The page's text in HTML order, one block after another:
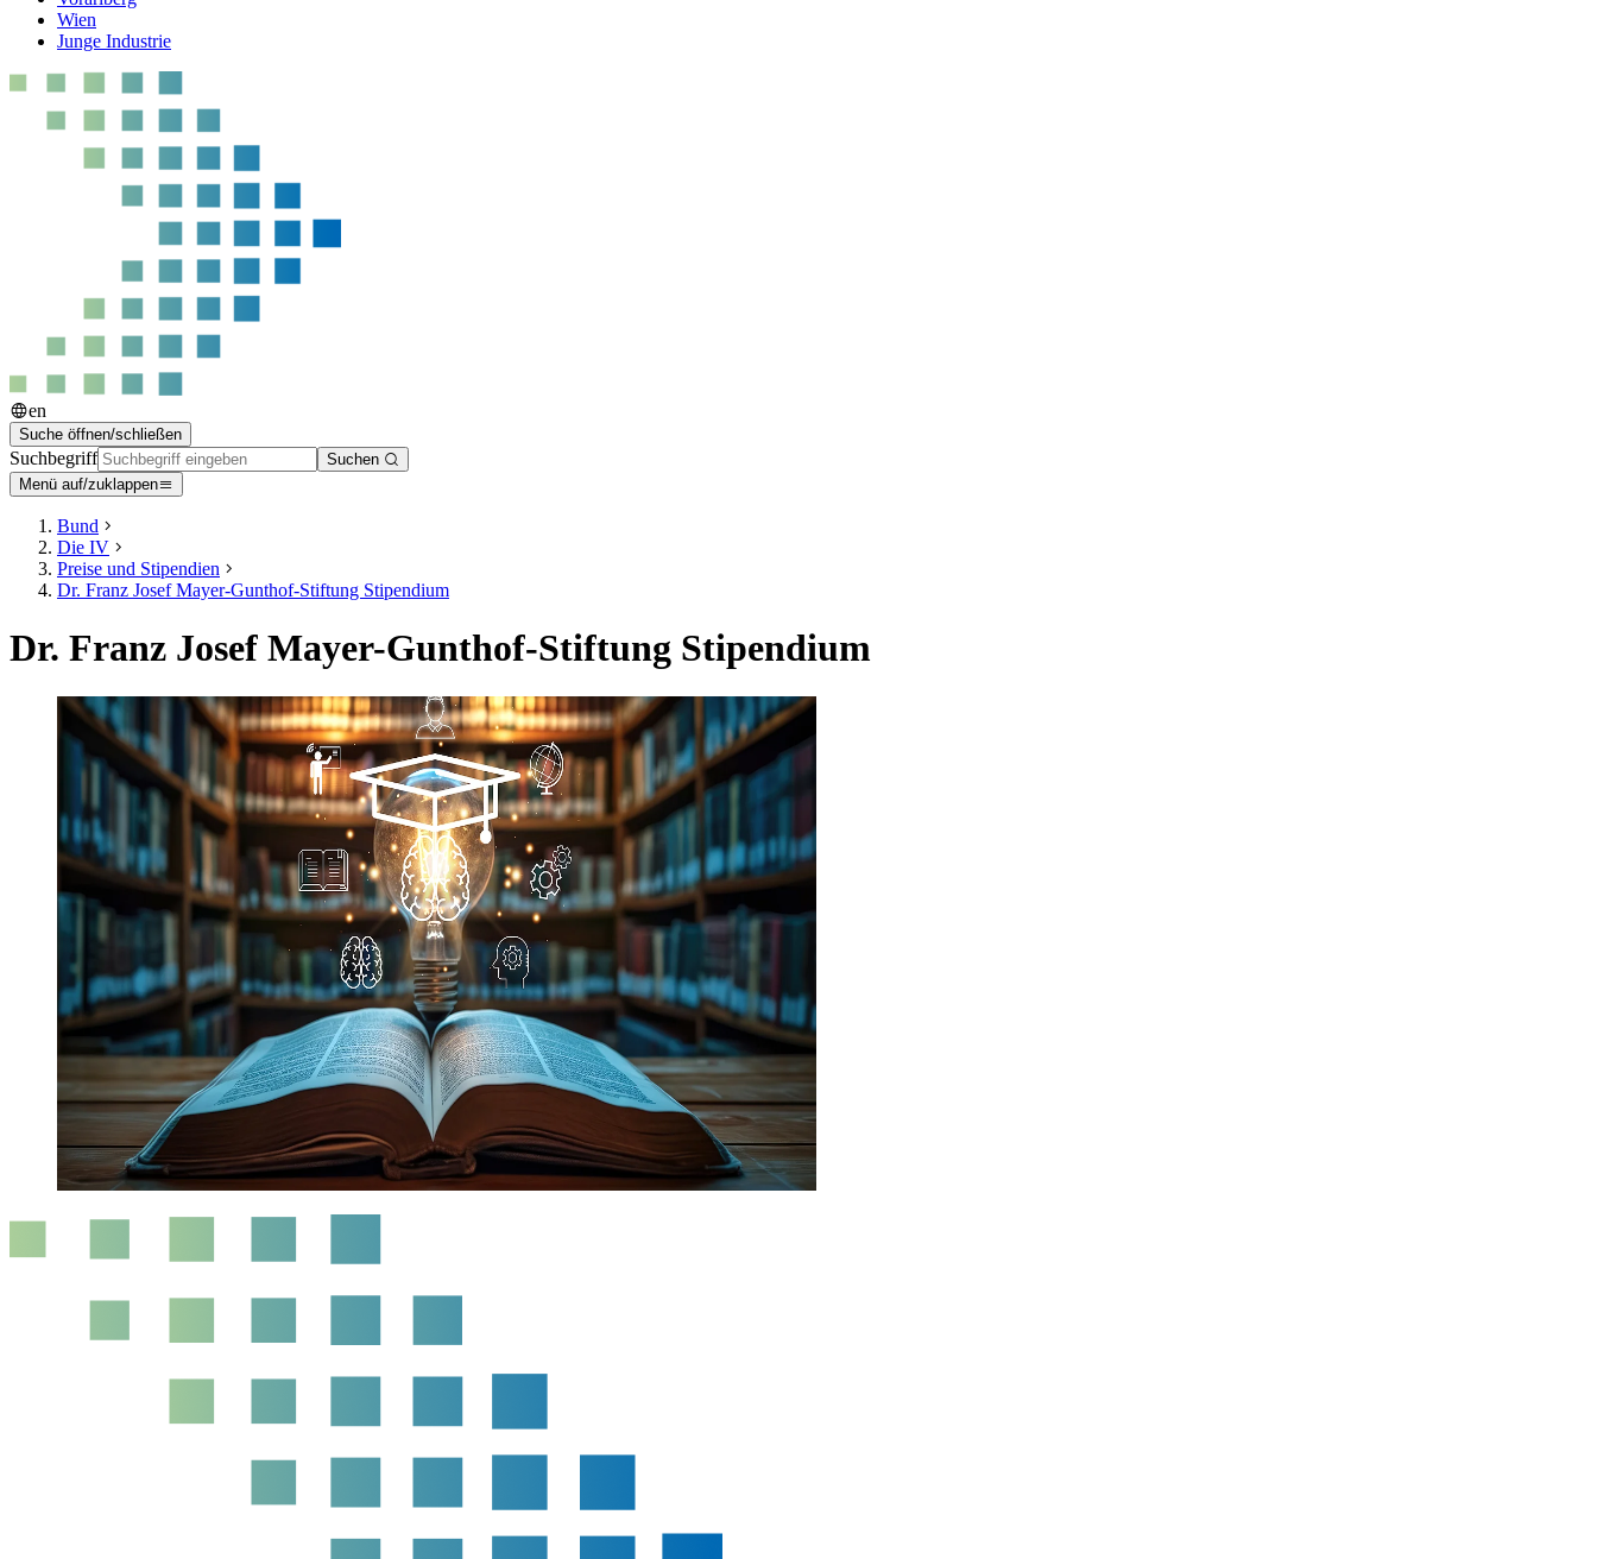
Wien
Junge Industrie
en
Suche öffnen/schließen
Suchbegriff
Suchen
Menü auf/zuklappen
Bund
Die IV
Preise und Stipendien
Dr. Franz Josef Mayer-Gunthof-Stiftung Stipendium
Dr. Franz Josef Mayer-Gunthof-Stiftung Stipendium